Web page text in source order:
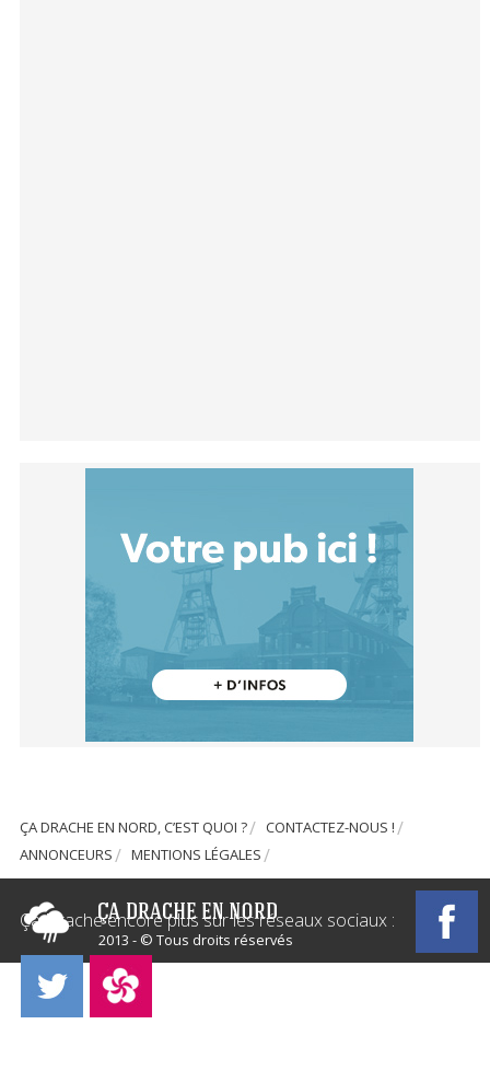
ÇA DRACHE EN NORD, C’EST QUOI ?
CONTACTEZ-NOUS !
ANNONCEURS
MENTIONS LÉGALES
2013 - © Tous droits réservés
Ça Drache encore plus sur les réseaux sociaux :